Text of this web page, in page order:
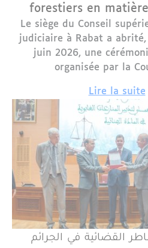
forestiers en
Le siège du Conseil
judiciaire à Rabat a
juin 2026, une
organisée par la
Lire la suite
القضائية في الجرائم